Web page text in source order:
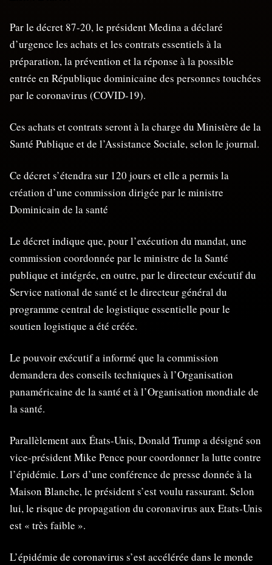
Par le décret 87-20, le président Medina a déclaré
d’urgence les achats et les contrats essentiels à la
préparation, la prévention et la réponse à la possible
entrée en République dominicaine des personnes touchées
par le coronavirus (COVID-19).
Ces achats et contrats seront à la charge du Ministère de la
Santé Publique et de l’Assistance Sociale, selon le journal.
Ce décret s’étendra sur 120 jours et elle a permis la
création d’une commission dirigée par le ministre
Dominicain de la santé
Le décret indique que, pour l’exécution du mandat, une
commission coordonnée par le ministre de la Santé
publique et intégrée, en outre, par le directeur exécutif du
Service national de santé et le directeur général du
programme central de logistique essentielle pour le
soutien logistique a été créée.
Le pouvoir exécutif a informé que la commission
demandera des conseils techniques à l’Organisation
panaméricaine de la santé et à l’Organisation mondiale de
la santé.
Parallèlement aux États-Unis, Donald Trump a désigné son
vice-président Mike Pence pour coordonner la lutte contre
l’épidémie. Lors d’une conférence de presse donnée à la
Maison Blanche, le président s’est voulu rassurant. Selon
lui, le risque de propagation du coronavirus aux Etats-Unis
est « très faible ».
L’épidémie de coronavirus s’est accélérée dans le monde